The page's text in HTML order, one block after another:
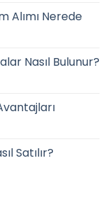
Alımı Nerede
Nasıl Bulunur?
Satılır?